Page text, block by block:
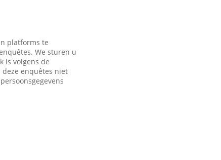
platforms te
We sturen u
is volgens de
enquêtes niet